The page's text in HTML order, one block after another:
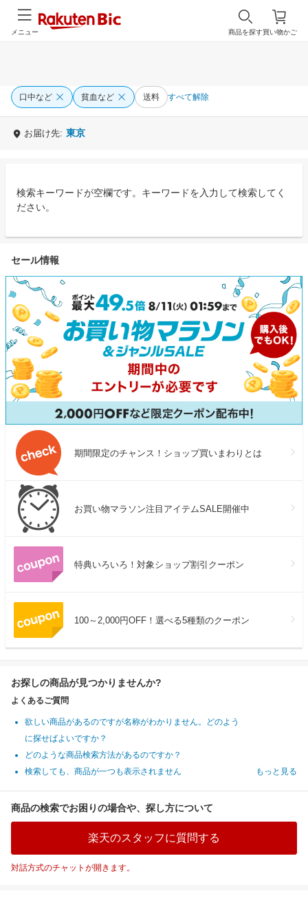
買い物かご
商品を探す
メニュー
口中など 貧血など 送料 すべて解除
お届け先: 東京
検索キーワードが空欄です。キーワードを入力して検索してく
ださい。
セール情報
期間限定のチャンス！ショップ買いまわりとは
お買い物マラソン注目アイテムSALE開催中
特典いろいろ！対象ショップ割引クーポン
100～2,000円OFF！選べる5種類のクーポン
お探しの商品が見つかりませんか?
よくあるご質問
欲しい商品があるのですが名称がわかりません。どのよう
に探せばよいですか？
どのような商品検索方法があるのですか？
検索しても、商品が一つも表示されません
もっと見る
商品の検索でお困りの場合や、探し方について
楽天のスタッフに質問する
対話方式のチャットが開きます。